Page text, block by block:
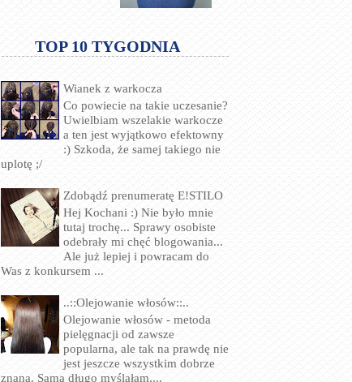
TOP 10 TYGODNIA
Wianek z warkocza
Co powiecie na takie uczesanie?
Uwielbiam wszelakie warkocze
a ten jest wyjątkowo efektowny
:) Szkoda, że samej takiego nie
uplotę ;/
Zdobądź prenumeratę E!STILO
Hej Kochani :) Nie było mnie
tutaj trochę... Sprawy osobiste
odebrały mi chęć blogowania...
Ale już lepiej i powracam do
Was z konkursem ...
..::Olejowanie włosów::..
Olejowanie włosów - metoda
pielęgnacji od zawsze
popularna, ale tak na prawdę nie
jest jeszcze wszystkim dobrze
znana. Sama długo myślałam,...